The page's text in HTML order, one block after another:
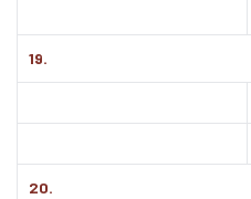
19.
20.